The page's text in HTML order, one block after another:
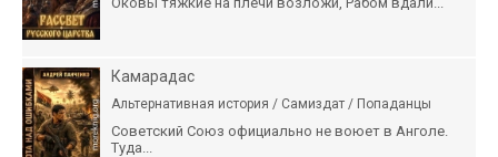
Камарадас
Альтернативная история / Самиздат / Попаданцы
Советский Союз официально не воюет в Анголе.
Туда...